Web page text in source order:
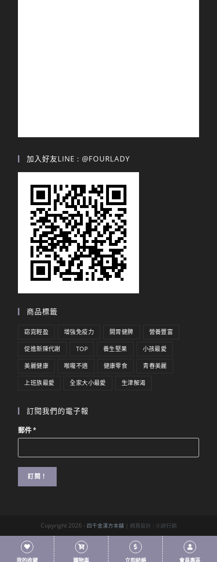
加入好友LINE : @FOURLADY
商品標籤
窈窕輕盈 增強免疫力 開胃健脾 營養豐富
促進新陳代謝 TOP 養生堅果 小孩最愛
美麗健康 喉嚨不適 健康零食 青春美麗
上班族最愛 全家大小最愛 生津解渴
訂閱我們的電子報
郵件*
Copyright 2026 - 四千金漢方本舖 | 網頁設計 : 小訣行銷